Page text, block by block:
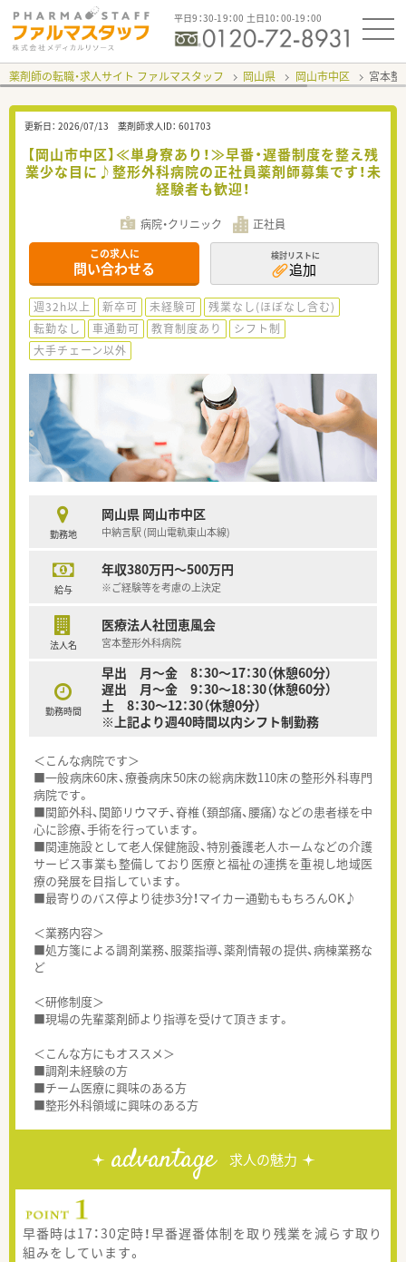
平日9：30-19：00 土日10：00-19：00
薬剤師の転職・求人サイト ファルマスタッフ 岡山県 岡山市中区 宮本整
更新日： 2026/07/13 薬剤師求人ID： 601703
【岡山市中区】≪単身寮あり！≫早番・遅番制度を整え残
業少な目に♪整形外科病院の正社員薬剤師募集です！未
経験者も歓迎！
病院・クリニック 正社員
この求人に
問い合わせる
検討リストに
追加
週32h以上 新卒可 未経験可
残業なし(ほぼなし含む)
転勤なし
車通勤可 教育制度あり
シフト制
大手チェーン以外
勤務地
岡山県 岡山市中区
中納言駅 (岡山電軌東山本線)
給与
年収380万円～500万円
※ご経験等を考慮の上決定
法人名
医療法人社団恵風会
宮本整形外科病院
勤務時間
早出 月～金 8：30～17：30（休憩60分）
遅出 月～金 9：30～18：30（休憩60分）
土 8：30～12：30（休憩0分）
※上記より週40時間以内シフト制勤務
＜こんな病院です＞
■一般病床60床、療養病床50床の総病床数110床の整形外科専門
病院です。
■関節外科、関節リウマチ、脊椎（頚部痛、腰痛）などの患者様を中
心に診療、手術を行っています。
■関連施設として老人保健施設、特別養護老人ホームなどの介護
サービス事業も整備しており医療と福祉の連携を重視し地域医
療の発展を目指しています。
■最寄りのバス停より徒歩3分！マイカー通勤ももちろんOK♪
＜業務内容＞
■処方箋による調剤業務、服薬指導、薬剤情報の提供、病棟業務な
ど
＜研修制度＞
■現場の先輩薬剤師より指導を受けて頂きます。
＜こんな方にもオススメ＞
■調剤未経験の方
■チーム医療に興味のある方
■整形外科領域に興味のある方
advantage 求人の魅力
早番時は17：30定時！早番遅番体制を取り残業を減らす取り
組みをしています。